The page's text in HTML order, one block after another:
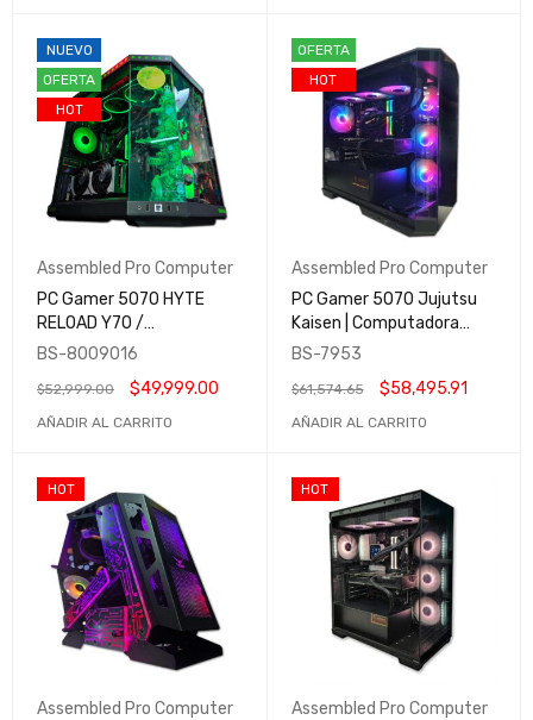
NUEVO
OFERTA
HOT
Assembled Pro Computer
PC Gamer 5070 HYTE
RELOAD Y70 /
Computadora Gamer y
Pro Computer
BS-8009016
$52,999.00 $49,999.00
AÑADIR AL CARRITO
OFERTA
HOT
Assembled Pro Computer
PC Gamer 5070 Jujutsu
Kaisen | Computadora
Gamer y Profesional |
BS-7953
$61,574.65 $58,495.91
AÑADIR AL CARRITO
HOT
Assembled Pro Computer
HOT
Assembled Pro Computer